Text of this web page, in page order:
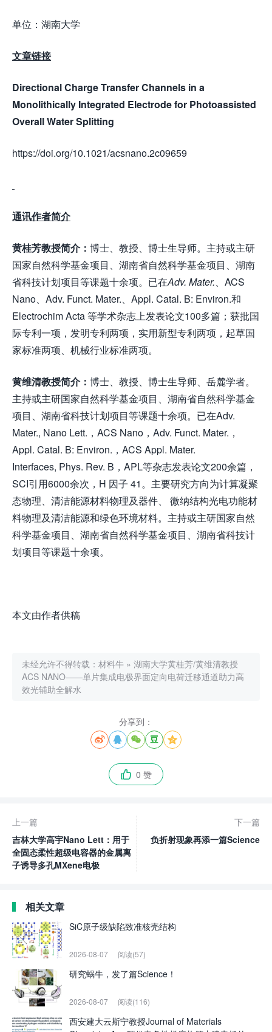
单位：湖南大学
文章链接
Directional Charge Transfer Channels in a
Monolithically Integrated Electrode for Photoassisted
Overall Water Splitting
https://doi.org/10.1021/acsnano.2c09659
通讯作者简介
黄桂芳教授简介： 博士、教授、博士生导师。主持或主研
国家自然科学基金项目、湖南省自然科学基金项目、湖南
省科技计划项目等课题十余项。已在Adv. Mater.、ACS
Nano、Adv. Funct. Mater.、Appl. Catal. B: Environ.和
Electrochim Acta 等学术杂志上发表论文100多篇；获批国
际专利一项，发明专利两项，实用新型专利两项，起草国
家标准两项、机械行业标准两项。
黄维清教授简介： 博士、教授、博士生导师、岳麓学者。
主持或主研国家自然科学基金项目、湖南省自然科学基金
项目、湖南省科技计划项目等课题十余项。已在Adv.
Mater., Nano Lett.，ACS Nano，Adv. Funct. Mater.，
Appl. Catal. B: Environ.，ACS Appl. Mater.
Interfaces, Phys. Rev. B，APL等杂志发表论文200余篇，
SCI引用6000余次，H 因子 41。主要研究方向为计算凝聚
态物理、清洁能源材料物理及器件、 微纳结构光电功能材
料物理及清洁能源和绿色环境材料。主持或主研国家自然
科学基金项目、湖南省自然科学基金项目、湖南省科技计
划项目等课题十余项。
本文由作者供稿
未经允许不得转载： 材料牛 » 湖南大学黄桂芳/黄维清教授
ACS NANO——单片集成电极界面定向电荷迁移通道助力高
效光辅助全解水
分享到：
    
 0 赞
上一篇
吉林大学高宇Nano Lett：用于
全固态柔性超级电容器的金属离
子诱导多孔MXene电极
下一篇
负折射现象再添一篇Science
相关文章
SiC原子级缺陷致准核壳结构
2026-08-07 阅读(57)
研究蜗牛，发了篇Science！
2026-08-07 阅读(116)
西安建大云斯宁教授Journal of Materials